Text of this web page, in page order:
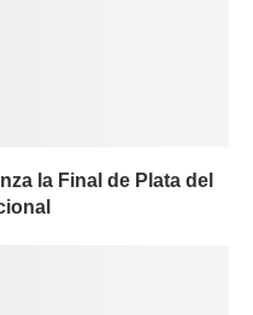
la Final de Plata del